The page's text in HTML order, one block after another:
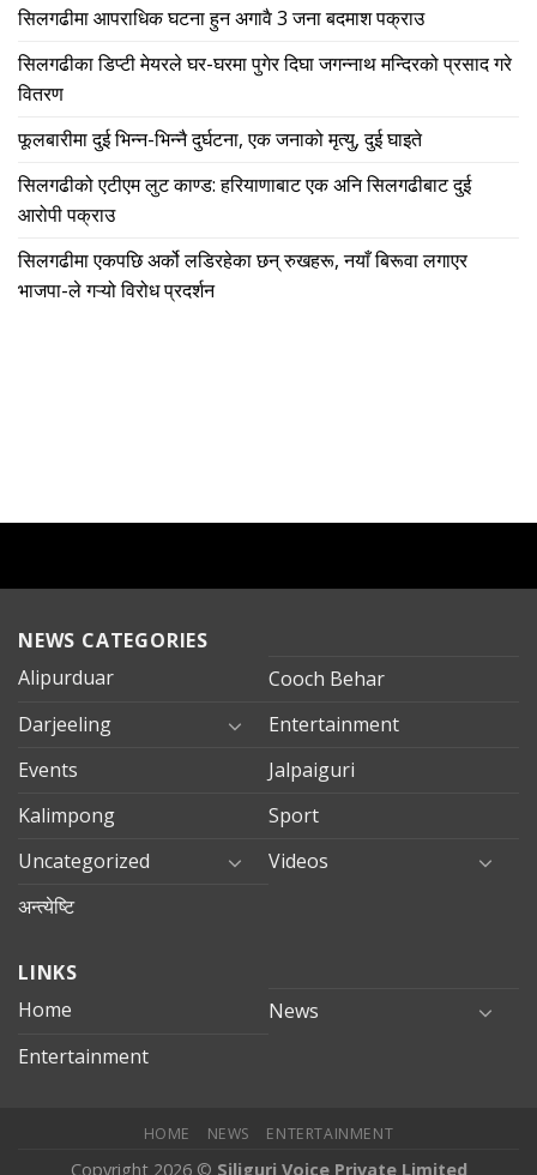
सिलगढीमा आपराधिक घटना हुन अगावै 3 जना बदमाश पक्राउ
सिलगढीका डिप्टी मेयरले घर-घरमा पुगेर दिघा जगन्नाथ मन्दिरको प्रसाद गरे
वितरण
फूलबारीमा दुई भिन्न-भिन्नै दुर्घटना, एक जनाको मृत्यु, दुई घाइते
सिलगढीको एटीएम लुट काण्ड: हरियाणाबाट एक अनि सिलगढीबाट दुई
आरोपी पक्राउ
सिलगढीमा एकपछि अर्को लडिरहेका छन् रुखहरू, नयाँ बिरूवा लगाएर
भाजपा-ले गऱ्यो विरोध प्रदर्शन
NEWS CATEGORIES
Alipurduar
Cooch Behar
Darjeeling
Entertainment
Events
Jalpaiguri
Kalimpong
Sport
Uncategorized
Videos
अन्त्येष्टि
LINKS
Home
News
Entertainment
HOME NEWS ENTERTAINMENT
Copyright 2026 © Siliguri Voice Private Limited